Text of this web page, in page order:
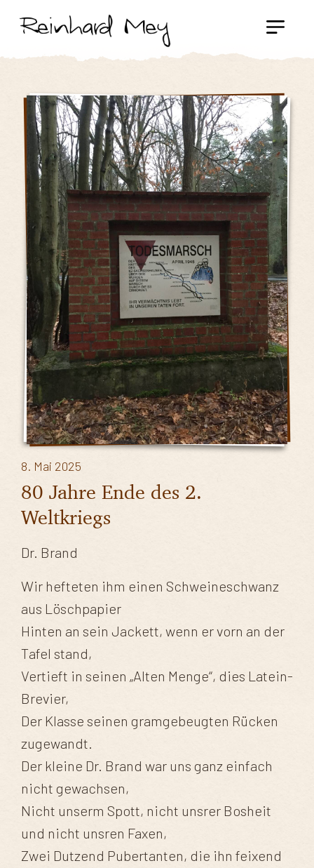
8. Mai 2025
80 Jahre Ende des 2.
Weltkriegs
Dr. Brand
Wir hefteten ihm einen Schweineschwanz
aus Löschpapier
Hinten an sein Jackett, wenn er vorn an der
Tafel stand,
Vertieft in seinen „Alten Menge“, dies Latein-
Brevier,
Der Klasse seinen gramgebeugten Rücken
zugewandt.
Der kleine Dr. Brand war uns ganz einfach
nicht gewachsen,
Nicht unserm Spott, nicht unsrer Bosheit
und nicht unsren Faxen,
Zwei Dutzend Pubertanten, die ihn feixend